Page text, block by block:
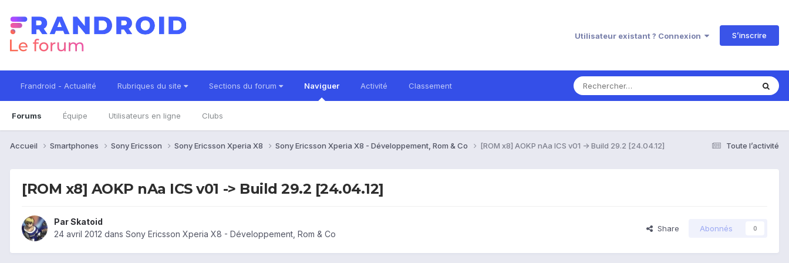
Utilisateur existant ? Connexion S’inscrire
Frandroid - Actualité Rubriques du site Sections du forum Naviguer
Forums Équipe Utilisateurs en ligne Clubs
Activité Classement
Toute l’activité
Accueil Smartphones Sony Ericsson Sony Ericsson Xperia X8 Sony Ericsson Xperia X8 - Développement, Rom & Co [ROM x8] AOKP nAa ICS v01 -> Build 29.2 [24.04.12]
[ROM x8] AOKP nAa ICS v01 -> Build 29.2 [24.04.12]
ParSkatoid
24 avril 2012 dans Sony Ericsson Xperia X8 - Développement, Rom & Co
Share Abonnés 0